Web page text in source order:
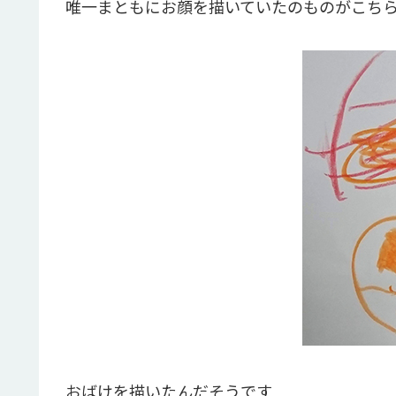
唯一まともにお顔を描いていたのものがこち
おばけを描いたんだそうです